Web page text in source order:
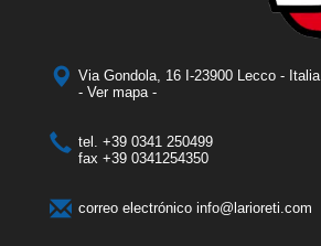
Via Gondola, 16 I-23900 Lecco - Italia
- Ver mapa -
tel. +39 0341 250499
fax +39 0341254350
correo electrónico info@larioreti.com